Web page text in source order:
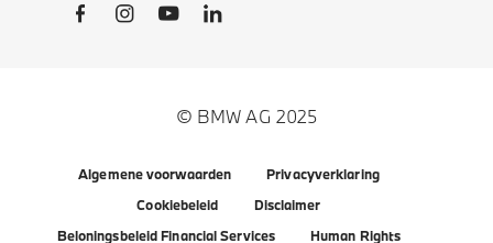
Social Links
© BMW AG 2025
Algemene voorwaarden
Privacyverklaring
Cookiebeleid
Disclaimer
Beloningsbeleid Financial Services
Human Rights